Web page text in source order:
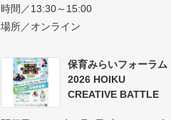
時間／13:30～15:00
場所／オンライン
保育みらいフォーラム
2026 HOIKU
CREATIVE BATTLE